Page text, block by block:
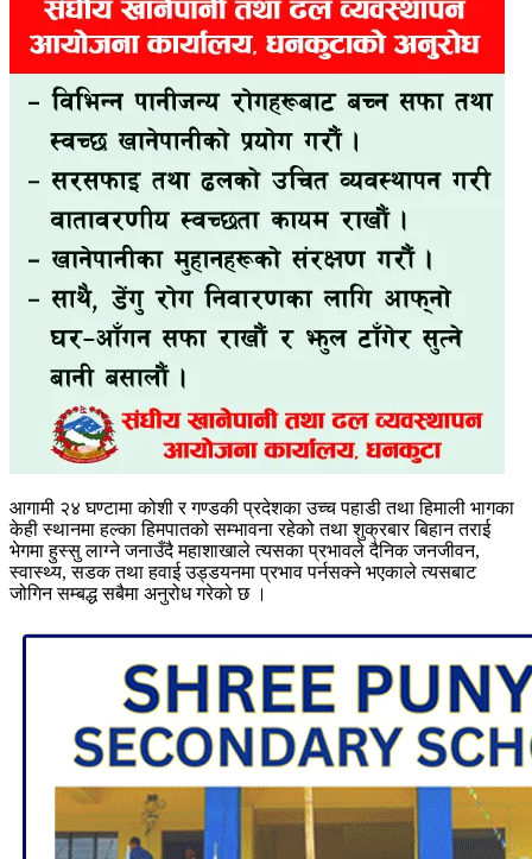
आगामी २४ घण्टामा कोशी र गण्डकी प्रदेशका उच्च पहाडी तथा हिमाली भागका
केही स्थानमा हल्का हिमपातको सम्भावना रहेको तथा शुक्रबार बिहान तराई
भेगमा हुस्सु लाग्ने जनाउँदै महाशाखाले त्यसका प्रभावले दैनिक जनजीवन,
स्वास्थ्य, सडक तथा हवाई उड्डयनमा प्रभाव पर्नसक्ने भएकाले त्यसबाट
जोगिन सम्बद्ध सबैमा अनुरोध गरेको छ ।